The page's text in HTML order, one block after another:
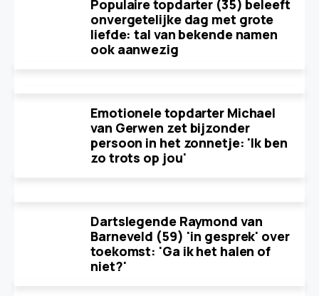
Populaire topdarter (35) beleeft
onvergetelijke dag met grote
liefde: tal van bekende namen
ook aanwezig
Emotionele topdarter Michael
van Gerwen zet bijzonder
persoon in het zonnetje: 'Ik ben
zo trots op jou'
Dartslegende Raymond van
Barneveld (59) 'in gesprek' over
toekomst: 'Ga ik het halen of
niet?'